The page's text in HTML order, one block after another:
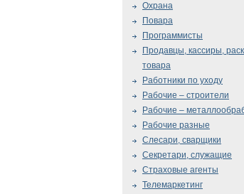
Охрана
Повара
Программисты
Продавцы, кассиры,
товара
Работники по уходу
Рабочие – строители
Рабочие –
Рабочие разные
Слесари, сварщики
Секретари, служащие
Страховые агенты
Телемаркетинг